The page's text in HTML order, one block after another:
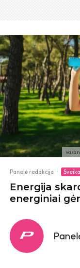
Panelė redakcija ·
Energija
energiniai